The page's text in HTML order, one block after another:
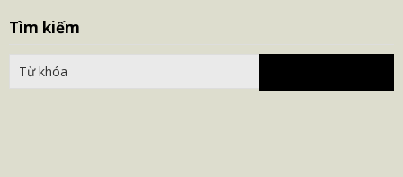
Tìm kiếm